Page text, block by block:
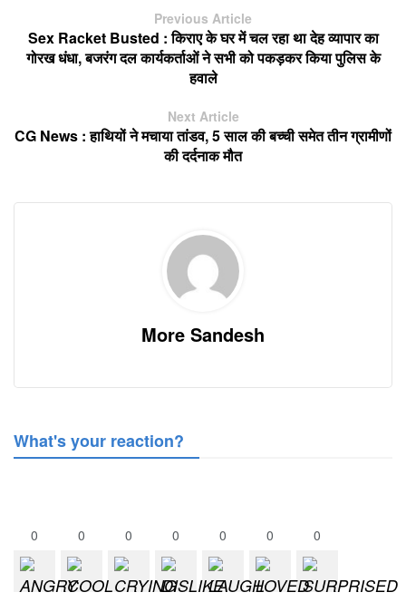
Previous Article
Sex Racket Busted : किराए के घर में चल रहा था देह व्यापार का
गोरख धंधा, बजरंग दल कार्यकर्ताओं ने सभी को पकड़कर किया पुलिस के
हवाले
Next Article
CG News : हाथियों ने मचाया तांडव, 5 साल की बच्ची समेत तीन ग्रामीणों
की दर्दनाक मौत
More Sandesh
What's your reaction?
0 0 0 0 0 0 0